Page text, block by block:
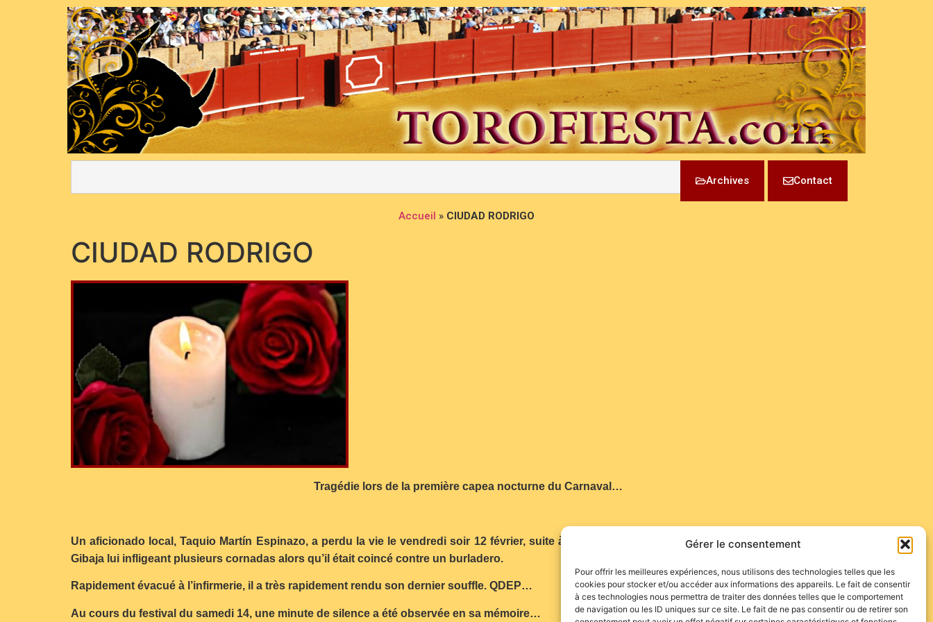
Gérer le consentement
Pour offrir les meilleures expériences, nous utilisons des technologies telles que les
cookies pour stocker et/ou accéder aux informations des appareils. Le fait de consentir
à ces technologies nous permettra de traiter des données telles que le comportement
de navigation ou les ID uniques sur ce site. Le fait de ne pas consentir ou de retirer son
Archives Contact
Accueil » CIUDAD RODRIGO
CIUDAD RODRIGO
Tragédie lors de la première capea nocturne du Carnaval…
Un aficionado local, Taquio Martín Espinazo, a perdu la vie le vendredi soir 12 février, suite à un violent accrochage dans le ruedo, un toro de López
Gibaja lui infligeant plusieurs cornadas alors qu’il était coincé contre un burladero.
Rapidement évacué à l’infirmerie, il a très rapidement rendu son dernier souffle. QDEP…
Au cours du festival du samedi 14, une minute de silence a été observée en sa mémoire…